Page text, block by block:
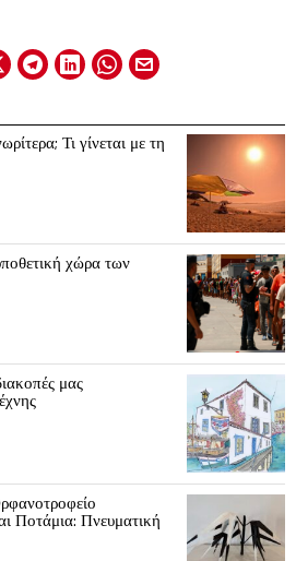
Τι γίνεται με τη
χώρα των
μας
Ποτάμια: Πνευματική